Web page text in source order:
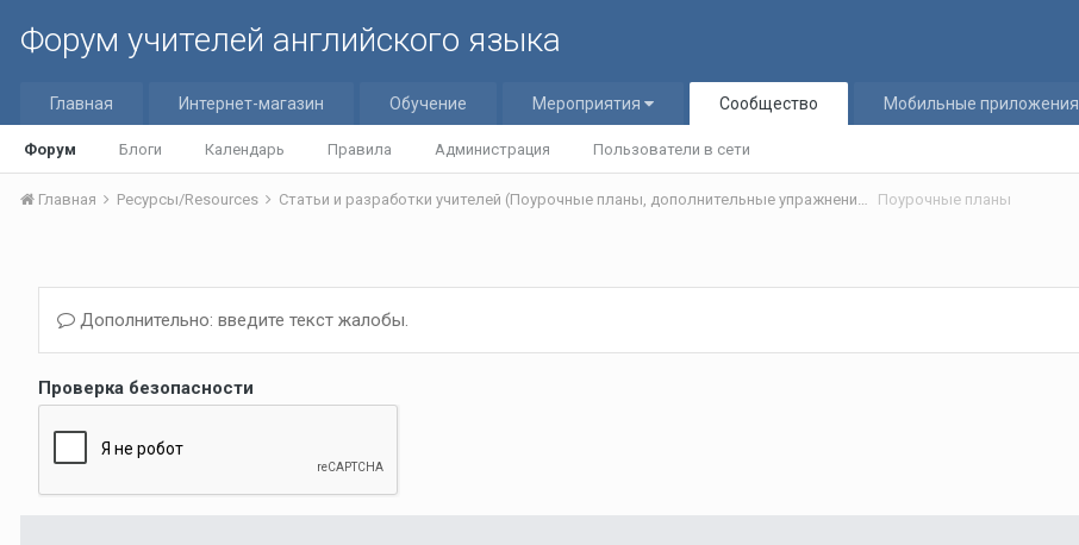
Форум учителей английского языка
Главная Интернет-магазин Обучение Мероприятия Сообщество
Форум Блоги Календарь Правила Администрация Пользователи в сети
Мобильные приложения
Главная Ресурсы/Resources Статьи и разработки учителей (Поурочные планы, дополнительные упражнения и т.д.)/Materials developed by teachers Поурочные планы
Дополнительно: введите текст жалобы.
Проверка безопасности